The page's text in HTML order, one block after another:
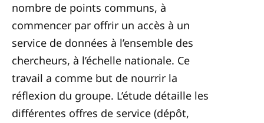
nombre de points communs, à
commencer par offrir un accès à un
service de données à l’ensemble des
chercheurs, à l’échelle nationale. Ce
travail a comme but de nourrir la
réflexion du groupe. L’étude détaille les
différentes offres de service (dépôt,